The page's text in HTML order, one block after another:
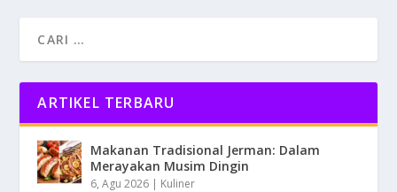
ARTIKEL TERBARU
Makanan Tradisional Jerman: Dalam
Merayakan Musim Dingin
6, Agu 2026 | Kuliner